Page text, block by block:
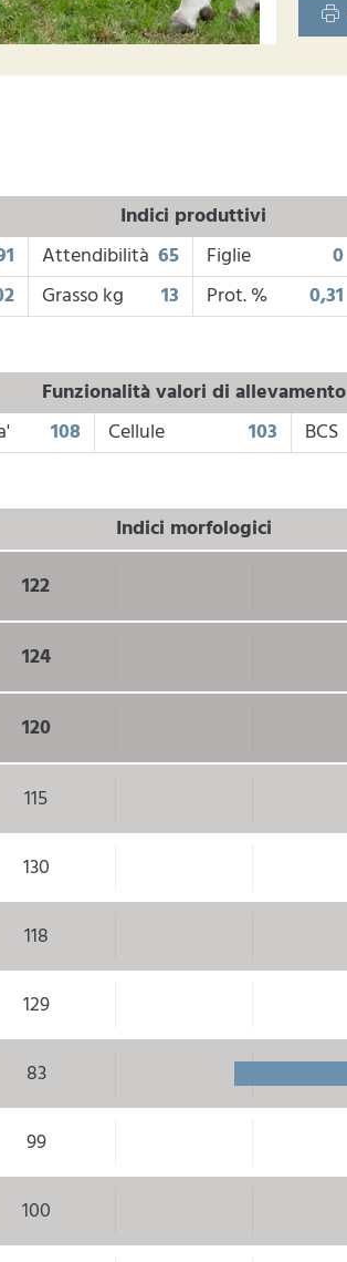
Indici produttivi
Attendibilità 65 Figlie 0
Grasso kg 13 Prot. % 0,31
Funzionalità valori di allevamento
108 Cellule 103 BCS
Indici morfologici
122
124
120
115
130
118
129
83
99
100